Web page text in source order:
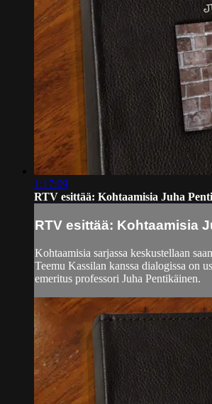
1:17:09
RTV esittää: Kohtaamisia Juha
RTV esittää: Kohtaamisia
Kohtaamisia sarjassa keskustellaan
Teemu Kassilan kanssa dialogissa on
emeritus professori Juha Pentikäinen.